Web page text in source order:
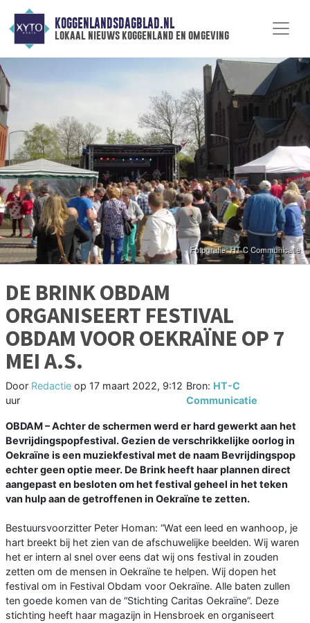
KOGGENLANDSDAGBLAD.NL
lokaal nieuws koggenland en omgeving
DE BRINK OBDAM
ORGANISEERT FESTIVAL
OBDAM VOOR OEKRAÏNE OP 7
MEI A.S.
Door Redactie op 17 maart 2022, 9:12
uur
Bron: HT-C
Communicatie
OBDAM – Achter de schermen werd er hard gewerkt aan het
Bevrijdingspopfestival. Gezien de verschrikkelijke oorlog in
Oekraïne is een muziekfestival met de naam Bevrijdingspop
echter geen optie meer. De Brink heeft haar plannen direct
aangepast en besloten om het festival geheel in het teken
van hulp aan de getroffenen in Oekraïne te zetten.
Bestuursvoorzitter Peter Homan: “Wat een leed en wanhoop, je
hart breekt bij het zien van de afschuwelijke beelden. Wij waren
het er intern al snel over eens dat wij ons festival in zouden
zetten om de mensen in Oekraïne te helpen. Wij dopen het
festival om in Festival Obdam voor Oekraïne. Alle baten zullen
ten goede komen van de “Stichting Caritas Oekraïne”. Deze
stichting heeft haar magazijn in Hensbroek en organiseert